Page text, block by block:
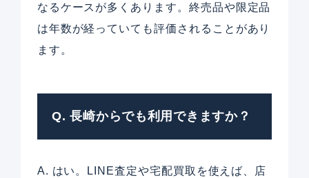
なるケースが多くあります。終売品や限定品
は年数が経っていても評価されることがあり
ます。
Q. 長崎からでも利用できますか？
A. はい。LINE査定や宅配買取を使えば、店